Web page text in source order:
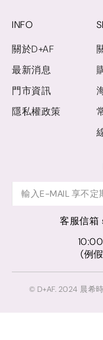
INFO
關於D+AF
最新消息
門市資訊
隱私權政策
客服信箱
(例
© D+AF. 2024 晨希